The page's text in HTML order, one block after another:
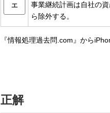
エ
事業継続計画は自社の
ら除外する。
『情報処理過去問.com』から
正解